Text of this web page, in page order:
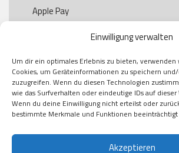
Einwilligung verwalten
Um dir ein optimales Erlebnis zu bieten, verwenden
Cookies, um Geräteinformationen zu speichern
zuzugreifen. Wenn du diesen Technologien
wie das Surfverhalten oder eindeutige IDs auf
Wenn du deine Einwilligung nicht erteilst oder
bestimmte Merkmale und Funktionen
Akzeptieren
Apple Pay
Paypal
Kauf auf Rechung
Klarna
American Express